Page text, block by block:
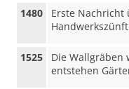
1480
Erste Nachricht
1525
Die Wallgräben
entstehen